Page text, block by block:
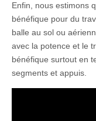
Enfin, nous estimons
bénéfique pour du
balle au sol ou
avec la potence et le
bénéfique surtout en
segments et appuis.